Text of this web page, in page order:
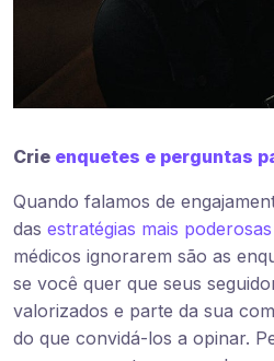
Crie enquetes e perguntas
Quando falamos de
das estratégias mais poderosas
médicos ignorarem são as
se você quer que seus
valorizados e parte da sua
do que convidá-los a opinar.